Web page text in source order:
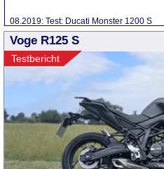
08.2019: Test: Ducati Monster 1200 S
Voge R125 S
Testbericht